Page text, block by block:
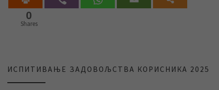
0
Shares
ИСПИТИВАЊЕ ЗАДОВОЉСТВА КОРИСНИКА 2025